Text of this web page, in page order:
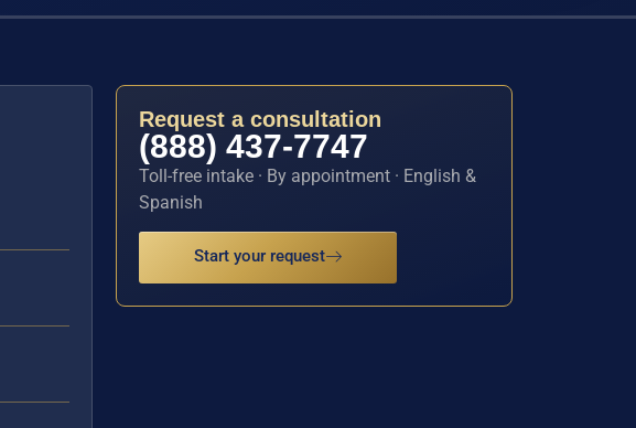
Request a consultation
(888) 437-7747
Toll-free intake · By appointment · English &
Spanish
Start your request